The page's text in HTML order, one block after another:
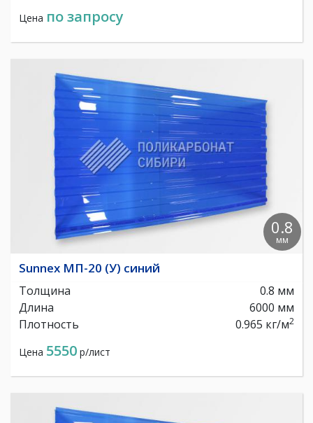
Цена по запросу
0.8
мм
Sunnex МП-20 (У) синий
Толщина
0.8 мм
Длина
6000 мм
Плотность
0.965 кг/м2
Цена 5550 р/лист